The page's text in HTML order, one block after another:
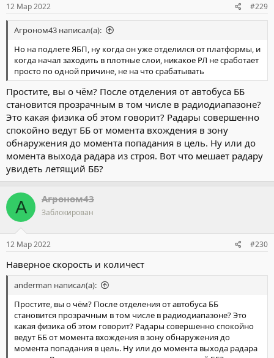
12 Мар 2022 #229
Агроном43 написал(а):
Но на подлете ЯБП, ну когда он уже отделился от платформы, и
когда начал заходить в плотные слои, никакое РЛ не сработает
просто по одной причине, не на что срабатывать
Простите, вы о чём? После отделения от автобуса ББ
становится прозрачным в том числе в радиодиапазоне?
Это какая физика об этом говорит? Радары совершенно
спокойно ведут ББ от момента вхождения в зону
обнаружения до момента попадания в цель. Ну или до
момента выхода радара из строя. Вот что мешает радару
увидеть летящий ББ?
А Агроном43
Заблокирован
12 Мар 2022 #230
Наверное скорость и количест
anderman написал(а):
Простите, вы о чём? После отделения от автобуса ББ
становится прозрачным в том числе в радиодиапазоне? Это
какая физика об этом говорит? Радары совершенно спокойно
ведут ББ от момента вхождения в зону обнаружения до
момента попадания в цель. Ну или до момента выхода радара